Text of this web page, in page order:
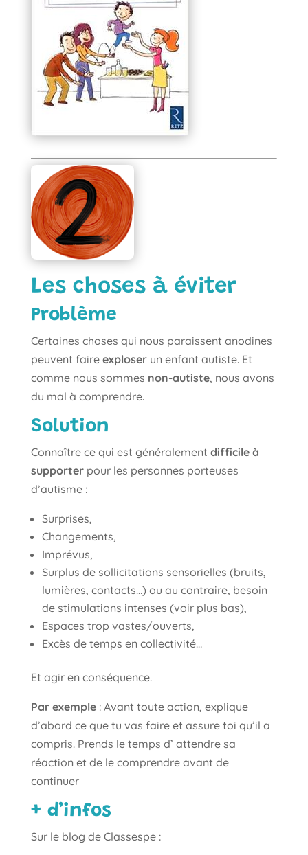
Les choses à éviter
Problème
Certaines choses qui nous paraissent anodines
peuvent faire exploserun enfant autiste. Et
comme nous sommes non-autiste, nous avons
du mal à comprendre.
Solution
Connaître ce qui est généralement difficile à
supporterpour les personnes porteuses
d’autisme :
Surprises,
Changements,
Imprévus,
Surplus de sollicitations sensorielles (bruits,
lumières, contacts…) ou au contraire, besoin
de stimulations intenses (voir plus bas),
Espaces trop vastes/ouverts,
Excès de temps en collectivité…
Et agir en conséquence.
Par exemple: Avant toute action, explique
d’abord ce que tu vas faire et assure toi qu’il a
compris. Prends le temps d’ attendre sa
réaction et de le comprendre avant de
continuer
+ d’infos
Sur le blog de Classespe :